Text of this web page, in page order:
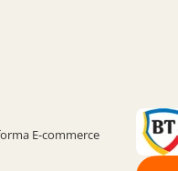
E-commerce